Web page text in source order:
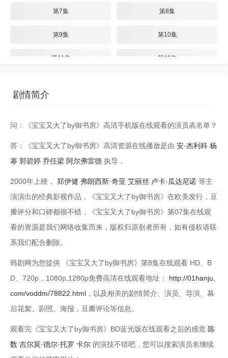
第7集 第8集
第9集 第10集
第11集 第12集
第17集 第18集
第23集 第24集
剧情简介
问：《宝宝又大了by御书房》高清手机版在线观看的演员表名单？
答：《宝宝又大了by御书房》高清资源在线播放是由 安·杰利科 杨
幂 郭碧婷 乔任梁 阿尔弗雷德 执导，
2000年上映， 郑伊健 弗朗西斯·奇亚 艾丽丝 卢卡·瓜达尼诺 等主
演演出的经典影视作品，《宝宝又大了by御书房》在欧美发行，豆
瓣评分和口碑都很不错，《宝宝又大了by御书房》第07集在线观
看的资源是我们网络收集而来，版权归原创者所有，如有侵权请联
系我们配合删除。
韩剧网为您提供 《宝宝又大了by御书房》第8集在线观看 HD、B
D、720p，1080p,1280p免费高清在线观看地址： http://01hanju.
com/voddm/78822.html ，以及相关的剧情简介、演员、导演、幕
后花絮、剧照、海报，豆瓣评论等信息。
观看完《宝宝又大了by御书房》BD蓝光版在线观看之后的感觉 陈
数 吉尔莫·德尔·托罗 卡尔 的演技不错吧，您可以搜索演员名继续